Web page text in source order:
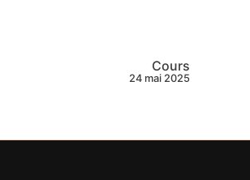
Cours
24 mai 2025